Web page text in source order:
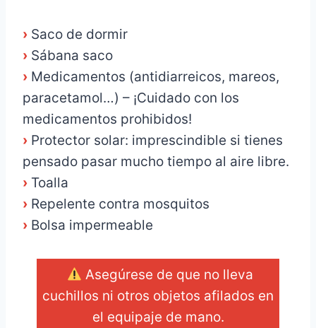
› Saco de dormir
› Sábana saco
› Medicamentos (antidiarreicos, mareos,
paracetamol…) – ¡Cuidado con los
medicamentos prohibidos!
› Protector solar: imprescindible si tienes
pensado pasar mucho tiempo al aire libre.
› Toalla
› Repelente contra mosquitos
› Bolsa impermeable
Asegúrese de que no lleva
cuchillos ni otros objetos afilados en
el equipaje de mano.